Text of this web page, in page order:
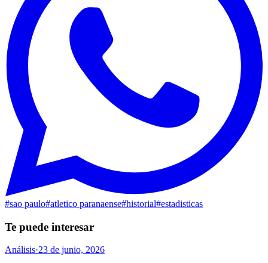
#sao paulo#atletico paranaense#historial#estadisticas
Te puede interesar
Análisis·23 de junio, 2026